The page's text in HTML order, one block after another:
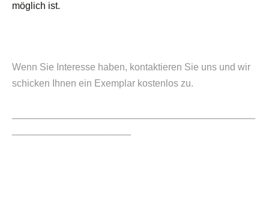
möglich ist.
Wenn Sie Interesse haben, kontaktieren Sie uns und wir
schicken Ihnen ein Exemplar kostenlos zu.